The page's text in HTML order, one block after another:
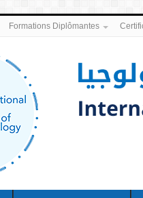
Formations Diplômantes